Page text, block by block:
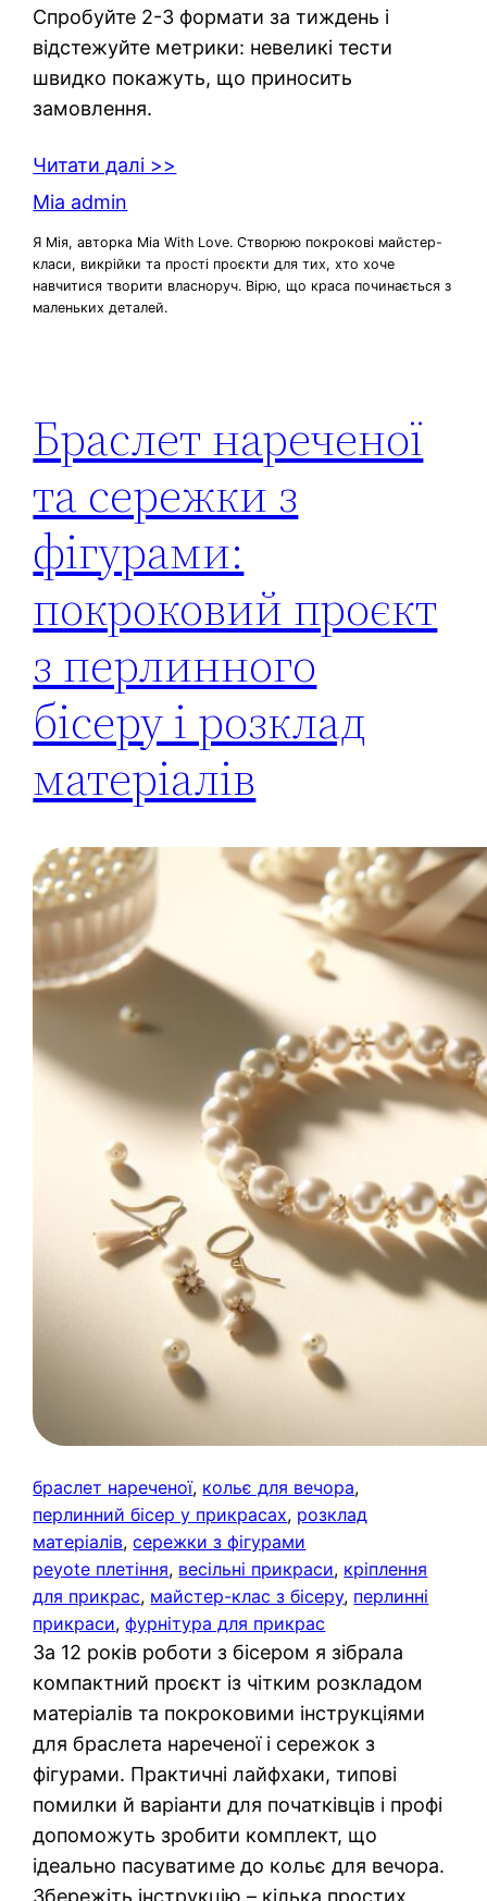
Спробуйте 2-3 формати за тиждень і
відстежуйте метрики: невеликі тести
швидко покажуть, що приносить
замовлення.
Читати далі >>
Mia admin
Я Мія, авторка Mia With Love. Створюю покрокові майстер-
класи, викрійки та прості проєкти для тих, хто хоче
навчитися творити власноруч. Вірю, що краса починається з
маленьких деталей.
Браслет нареченої
та сережки з
фігурами:
покроковий проєкт
з перлинного
бісеру і розклад
матеріалів
браслет нареченої, кольє для вечора
перлинний бісер у прикрасах, розклад
матеріалів, сережки з фігурами
peyote плетіння, весільні прикраси, кріплення
для прикрас, майстер-клас з бісеру, перлинні
прикраси, фурнітура для прикрас
За 12 років роботи з бісером я зібрала
компактний проєкт із чітким розкладом
матеріалів та покроковими інструкціями
для браслета нареченої і сережок з
фігурами. Практичні лайфхаки, типові
помилки й варіанти для початківців і профі
допоможуть зробити комплект, що
ідеально пасуватиме до кольє для вечора.
Збережіть інструкцію – кілька простих